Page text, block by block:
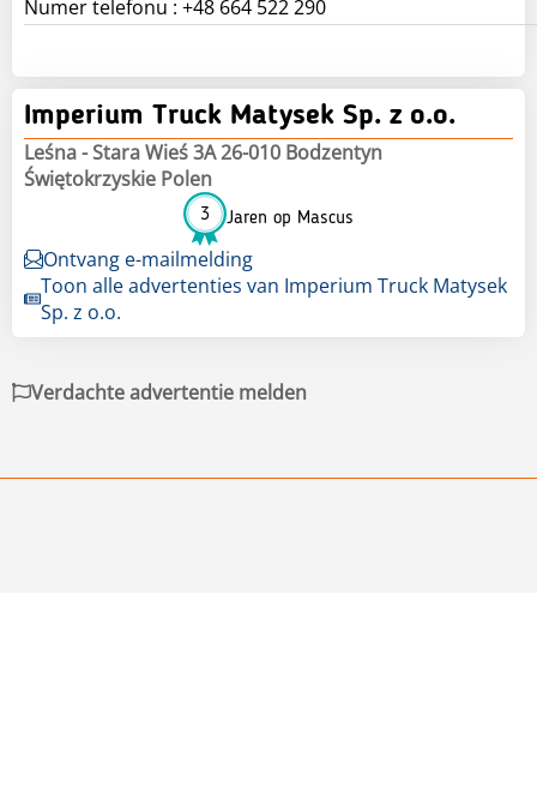
Imperium Truck Matysek Sp. z o.o.
Leśna - Stara Wieś 3A 26-010 Bodzentyn
Świętokrzyskie Polen
3 Jaren op Mascus
Ontvang e-mailmelding
Toon alle advertenties van Imperium Truck Matysek
Sp. z o.o.
Verdachte advertentie melden